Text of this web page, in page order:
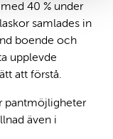
40 % under
samlades in
boende och
upplevde
att förstå.
pantmöjligheter
även i